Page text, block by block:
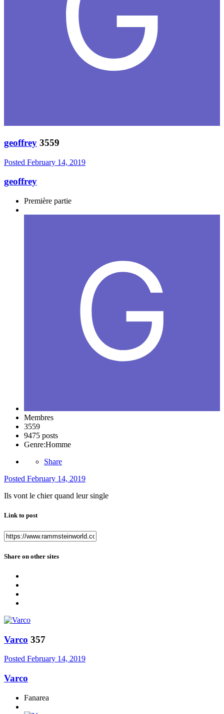
geoffrey 3559
Posted February 14, 2019
geoffrey
Première partie
Membres
3559
9475 posts
Genre:Homme
Share
Posted February 14, 2019
Ils vont le chier quand leur single
Link to post
Share on other sites
Varco 357
Posted February 14, 2019
Varco
Fanarea